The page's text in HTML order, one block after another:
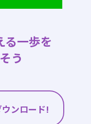
る一歩を
う
ンロード!